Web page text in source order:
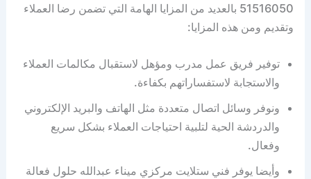
51516050 بالعديد من المزايا الهامة التي تضمن رضا العملاء
وتقديم ومن هذه المزايا:
توفير فريق عمل مدرب ومؤهل لاستقبال مكالمات العملاء
والاستجابة لاستفساراتهم بكفاءة.
ونوفر وسائل اتصال متعددة مثل الهاتف والبريد الإلكتروني
والدردشة الحية لتلبية احتياجات العملاء بشكل سريع
وفعال.
وأيضا يوفر فني ستلايت مركزي ميناء عبدالله حلول فعالة